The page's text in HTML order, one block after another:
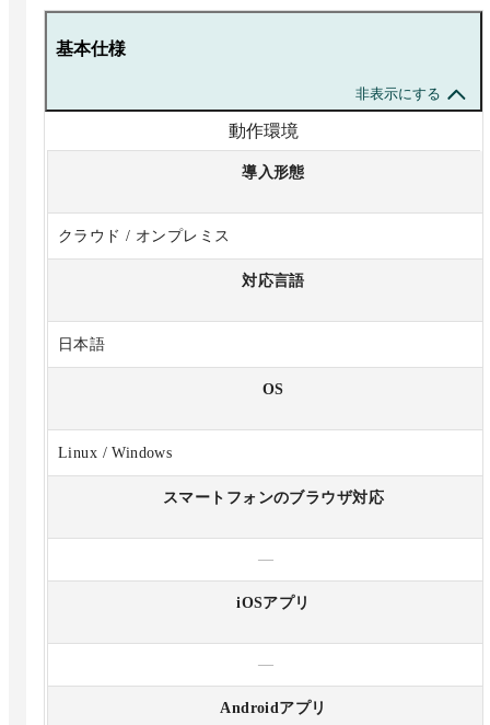
基本仕様
非表示にする
動作環境
導入形態
クラウド / オンプレミス
対応言語
日本語
OS
Linux / Windows
スマートフォンのブラウザ対応
—
iOSアプリ
—
Androidアプリ